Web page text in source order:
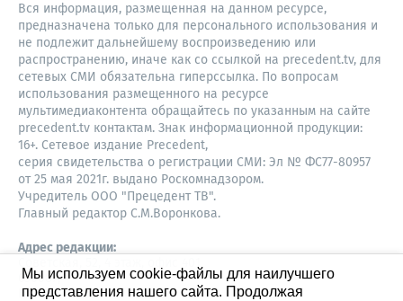
Вся информация, размещенная на данном ресурсе,
предназначена только для персонального использования и
не подлежит дальнейшему воспроизведению или
распространению, иначе как со ссылкой на precedent.tv, для
сетевых СМИ обязательна гиперссылка. По вопросам
использования размещенного на ресурсе
мультимедиаконтента обращайтесь по указанным на сайте
precedent.tv контактам. Знак информационной продукции:
16+. Сетевое издание Precedent,
серия свидетельства о регистрации СМИ: Эл № ФС77-80957
от 25 мая 2021г. выдано Роскомнадзором.
Учредитель ООО "Прецедент ТВ".
Главный редактор С.М.Воронкова.
Адрес редакции:
630087,
Новосибирск
Мы используем cookie-файлы для наилучшего
представления нашего сайта. Продолжая